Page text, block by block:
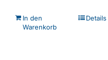
In den
Warenkorb
Details